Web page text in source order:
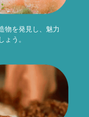
物を発見し、魅力
ょう。